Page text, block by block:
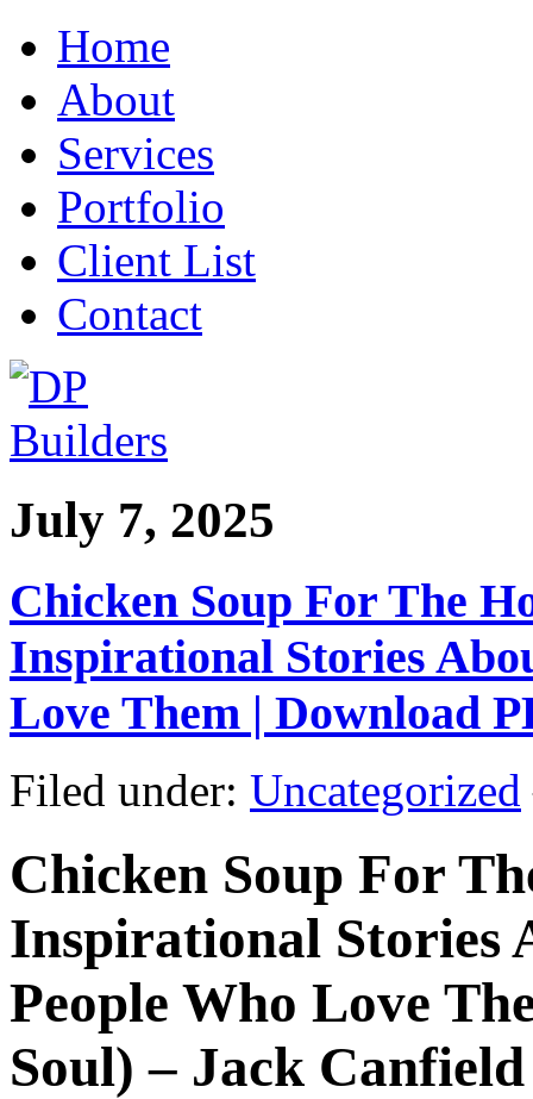
Home
About
Services
Portfolio
Client List
Contact
July 7, 2025
Chicken Soup For The
Inspirational Stories
Love Them | Download
Filed under: Uncategorized
Chicken Soup For
Inspirational Stories
People Who Love
Soul) – Jack Canfield